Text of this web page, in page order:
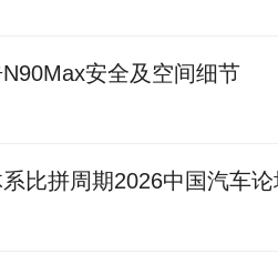
安全及空间细节
比拼周期2026中国汽车